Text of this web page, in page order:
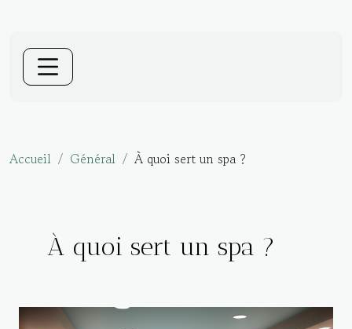
Accueil Général À quoi sert un spa ?
À quoi sert un spa ?